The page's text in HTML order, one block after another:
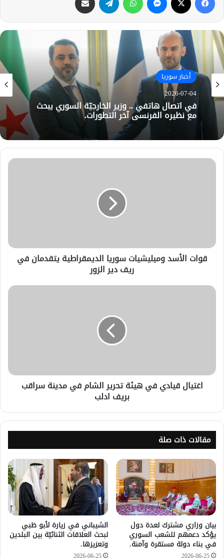
أخبار سوريا
2026-07-04
في اتصال هاتفي .. وزير الخارجيّة السوري يبحث
مع نظيره الفرنسي آخر التطورات.
قوات الأسد وميليشيات سوريا الديمقراطية يتقدمان في
ريف دير الزور
اغتيال قيادي في هيئة تحرير الشام في مدينة سراقب
بريف ادلب
مقالات ذات صلة
بيان وزاري مشترك لعدة دول
يؤكد دعمهم للشعب السوري
في بناء دولة مستقرة وآمنة.
الشيباني في زيارة لأبو ظبي
لبحث العلاقات الثنائيّة بين البلدين
وتعزيزها.